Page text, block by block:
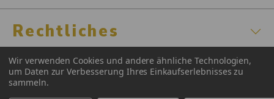
Rechtliches
Zertifizierungen
Wir verwenden Cookies und andere ähnliche Technologien,
um Daten zur Verbesserung Ihres Einkaufserlebnisses zu
sammeln.